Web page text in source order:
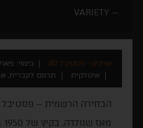
VARIETY
ארכיון - פסטיבל 40 בימוי:
איטלקית
תרגום לעברית,
הבחירה הרשמית – פסטיבל